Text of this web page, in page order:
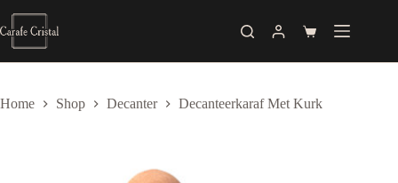
to
content
Shopping
Home Shop Decanter Decanteerkaraf Met Kurk